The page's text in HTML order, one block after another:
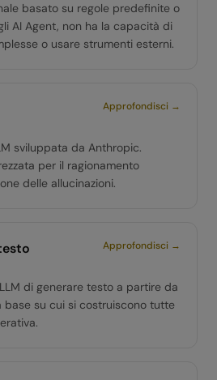
basato su regole predefinite o
AI Agent, non ha la capacità di
o usare strumenti esterni.
Approfondisci →
sviluppata da Anthropic.
per il ragionamento
delle allucinazioni.
Approfondisci →
di generare testo a partire da
base su cui si costruiscono tutte